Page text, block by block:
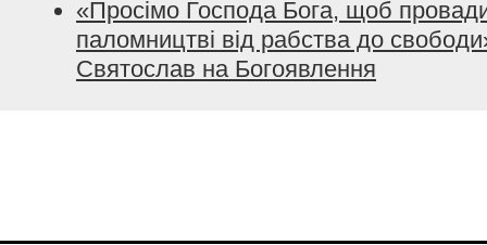
«Просімо Господа Бога, щоб
паломництві від рабства до
Святослав на Богоявлення